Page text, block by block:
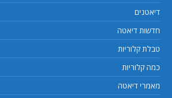
דיאטנים
חדשות דיאטה
טבלת קלוריות
כמה קלוריות
מאמרי דיאטה